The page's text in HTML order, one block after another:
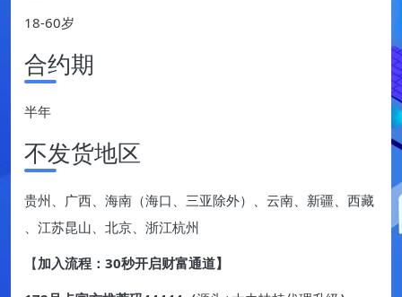
18-60岁
合约期
半年
不发货地区
贵州、广西、海南（海口、三亚除外）、云南、新疆、西藏
、江苏昆山、北京、浙江杭州
【加入流程：30秒开启财富通道】